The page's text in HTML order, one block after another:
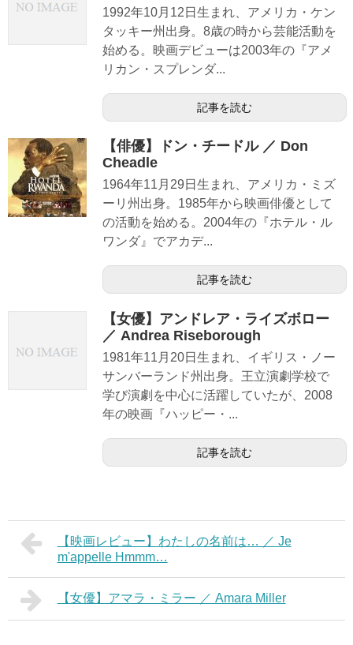
1992年10月12日生まれ、アメリカ・ケン
タッキー州出身。8歳の時から芸能活動を
始める。映画デビューは2003年の『アメ
リカン・スプレンダ...
記事を読む
【俳優】ドン・チードル ／ Don
Cheadle
1964年11月29日生まれ、アメリカ・ミズ
ーリ州出身。1985年から映画俳優として
の活動を始める。2004年の『ホテル・ル
ワンダ』でアカデ...
記事を読む
【女優】アンドレア・ライズボロー
／ Andrea Riseborough
1981年11月20日生まれ、イギリス・ノー
サンバーランド州出身。王立演劇学校で
学び演劇を中心に活躍していたが、2008
年の映画『ハッピー・...
記事を読む
【映画レビュー】わたしの名前は… ／ Je
m'appelle Hmmm…
【女優】アマラ・ミラー ／ Amara Miller